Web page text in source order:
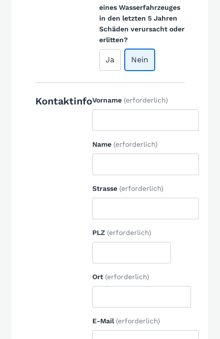
eines Wasserfahrzeuges
in den letzten 5 Jahren
Schäden verursacht oder
erlitten?
Ja Nein
KontaktinfoVorname (erforderlich)
Name (erforderlich)
Strasse (erforderlich)
PLZ (erforderlich)
Ort (erforderlich)
E-Mail (erforderlich)